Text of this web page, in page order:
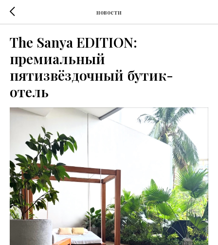
новости
The Sanya EDITION:
премиальный
пятизвёздочный бутик-
отель